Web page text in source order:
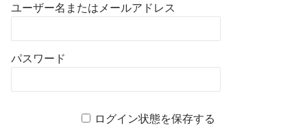
ユーザー名またはメールアドレス
パスワード
ログイン状態を保存する